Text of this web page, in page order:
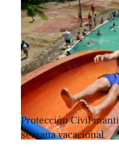
Protección Civil
semana vacacional